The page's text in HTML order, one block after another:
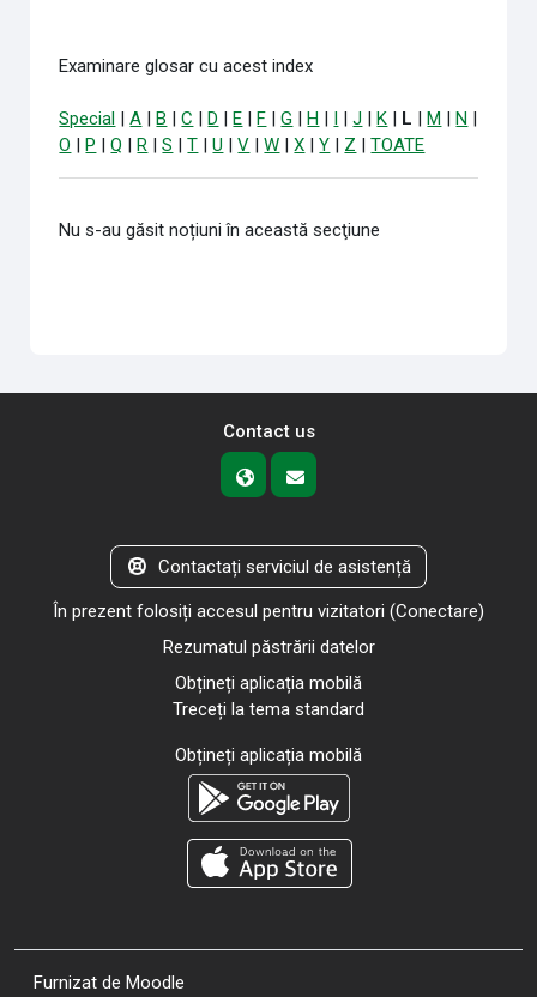
Examinare glosar cu acest index
Special |A |B |C |D |E |F |G |H | I |J |K | L |M |N |
O |P |Q |R |S |T |U |V |W |X |Y | Z |TOATE
Nu s-au găsit noțiuni în această secţiune
Contact us
Contactați serviciul de asistență
În prezent folosiți accesul pentru vizitatori (Conectare)
Rezumatul păstrării datelor
Obțineți aplicația mobilă
Treceți la tema standard
Obțineți aplicația mobilă
Furnizat de Moodle